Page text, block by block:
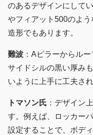
のあるデザインにして
やフィアット500のよ
造形でもあります。
難波 ：Aピラーからル
サイドシルの黒い厚み
いように上手に工夫さ
トマソン氏 ：デザイン
す。例えば、ロッカー
設定することで、ボデ